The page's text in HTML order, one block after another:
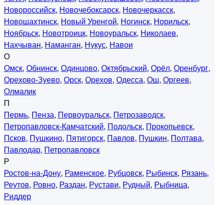
Новороссийск, Новочебоксарск, Новочеркасск,
Новошахтинск, Новый Уренгой, Ногинск, Норильск,
Ноябрьск, Новотроицк, Новоуральск, Николаев,
Нахчыван, Наманган, Нукус, Навои
О
Омск, Обнинск, Одинцово, Октябрьский, Орёл, Оренбург,
Орехово-Зуево, Орск, Орехов, Одесса, Ош, Оргеев,
Олмалик
П
Пермь, Пенза, Первоуральск, Петрозаводск,
Петропавловск-Камчатский, Подольск, Прокопьевск,
Псков, Пушкино, Пятигорск, Павлов, Пушкин, Полтава,
Павлодар, Петропавловск
Р
Ростов-на-Дону, Раменское, Рубцовск, Рыбинск, Рязань,
Реутов, Ровно, Раздан, Рустави, Рудный, Рыбница,
Риддер